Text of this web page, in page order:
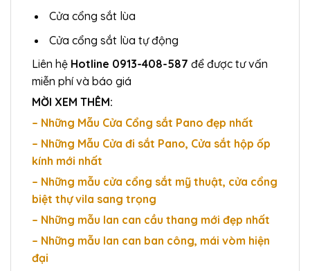
Cửa cổng sắt lùa
Cửa cổng sắt lùa tự động
Liên hệ Hotline 0913-408-587 để được tư vấn
miễn phí và báo giá
MỜI XEM THÊM:
– Những Mẫu Cửa Cổng sắt Pano đẹp nhất
– Những Mẫu Cửa đi sắt Pano, Cửa sắt hộp ốp
kính mới nhất
– Những mẫu cửa cổng sắt mỹ thuật, cửa cổng
biệt thự vila sang trọng
– Những mẫu lan can cầu thang mới đẹp nhất
– Những mẫu lan can ban công, mái vòm hiện
đại